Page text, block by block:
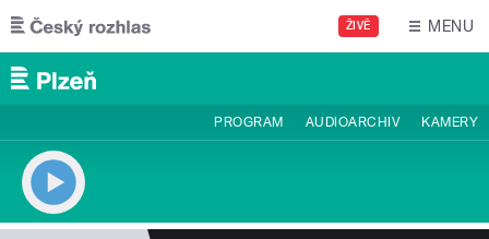
Přejít k hlavnímu obsahu
ŽIVĚ MENU
PROGRAM AUDIOARCHIV KAMERY